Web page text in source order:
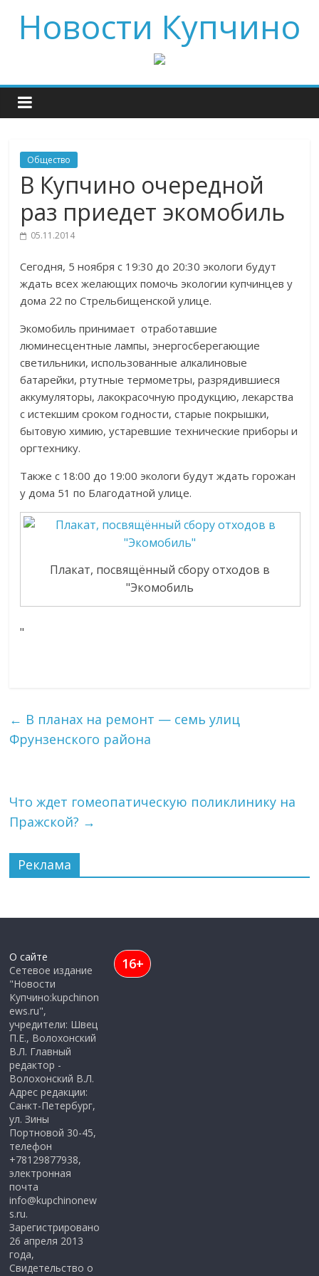
Новости Купчино
Общество
В Купчино очередной
раз приедет экомобиль
05.11.2014
Сегодня, 5 ноября с 19:30 до 20:30 экологи будут
ждать всех желающих помочь экологии купчинцев у
дома 22 по Стрельбищенской улице.
Экомобиль принимает отработавшие
люминесцентные лампы, энергосберегающие
светильники, использованные алкалиновые
батарейки, ртутные термометры, разрядившиеся
аккумуляторы, лакокрасочную продукцию, лекарства
с истекшим сроком годности, старые покрышки,
бытовую химию, устаревшие технические приборы и
оргтехнику.
Также с 18:00 до 19:00 экологи будут ждать горожан
у дома 51 по Благодатной улице.
Плакат, посвящённый сбору отходов в
"Экомобиль
"
← В планах на ремонт — семь улиц
Фрунзенского района
Что ждет гомеопатическую поликлинику на
Пражской? →
Реклама
О сайте
Сетевое издание
"Новости
Купчино:kupchinon
ews.ru",
учредители: Швец
П.Е., Волохонский
В.Л. Главный
редактор -
Волохонский В.Л.
Адрес редакции:
Санкт-Петербург,
ул. Зины
Портновой 30-45,
телефон
+78129877938,
электронная
почта
info@kupchinonew
s.ru.
Зарегистрировано
26 апреля 2013
года,
Свидетельство о
16+